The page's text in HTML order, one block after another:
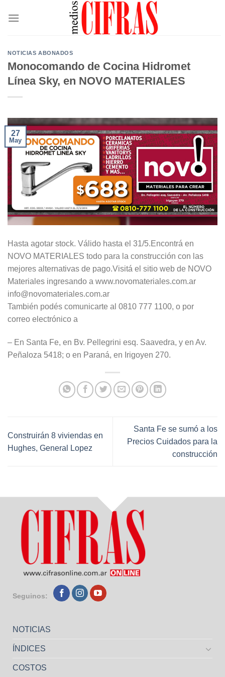
NOTICIAS ABONADOS
Monocomando de Cocina Hidromet
Línea Sky, en NOVO MATERIALES
27
May
Hasta agotar stock. Válido hasta el 31/5.Encontrá en
NOVO MATERIALES todo para la construcción con las
mejores alternativas de pago.Visitá el sitio web de NOVO
Materiales ingresando a www.novomateriales.com.ar
info@novomateriales.com.ar
También podés comunicarte al 0810 777 1100, o por
correo electrónico a
– En Santa Fe, en Bv. Pellegrini esq. Saavedra, y en Av.
Peñaloza 5418; o en Paraná, en Irigoyen 270.
Construirán 8 viviendas en
Hughes, General Lopez
Santa Fe se sumó a los
Precios Cuidados para la
construcción
Seguinos:
NOTICIAS
ÍNDICES
COSTOS